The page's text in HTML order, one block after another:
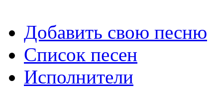
Добавить свою песню
Список песен
Исполнители